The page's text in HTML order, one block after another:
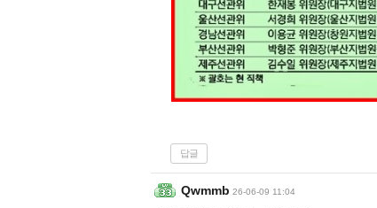
답글
Qwmmb 26-06-09 11:04